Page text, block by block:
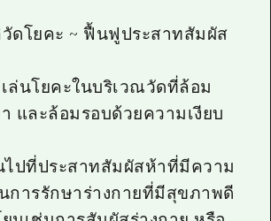
วัดโยคะ ~ ฟื้นฟูประสาทสัมผัส
ล่นโยคะในบริเวณวัดที่ล้อม
และล้อมรอบด้วยความเงียบ
ไปที่ประสาทสัมผัสห้าที่มีความ
การรักษาร่างกายที่มีสุขภาพดี